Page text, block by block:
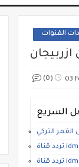
القنوات
03
(0)
السريع
القمر التركي